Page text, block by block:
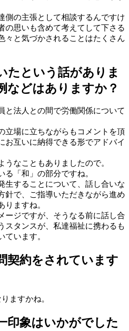
側の主張として相談するんですけ
の思いも含めて考えてして下さる
々と気づかされることはたくさん
たという話がありま
などはありますか？
と法人との間で労働関係について
立場に立ちながらもコメントを頂
お互いに納得できる形でアドバイ
なこともありましたので。
る「和」の部分ですね。
生することについて、話し合いな
針で、ご指導いただきながら進め
りますね。
ージですが、そうなる前に話し合
スタンスが、私達福祉に携わるも
ています。
契約をされています
ますかね。
印象はいかがでした